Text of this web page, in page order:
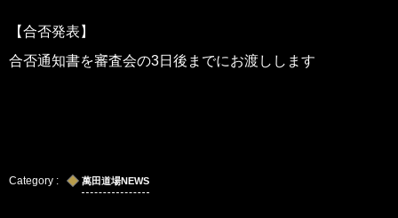
【合否発表】
合否通知書を審査会の3日後までにお渡しします
萬田道場NEWS